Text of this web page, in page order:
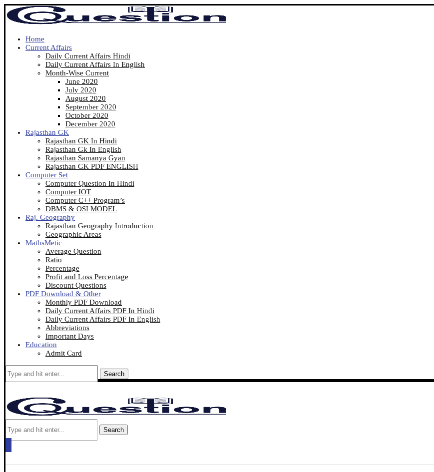
Home
Current Affairs
Daily Current Affairs Hindi
Daily Current Affairs In English
Month-Wise Current
June 2020
July 2020
August 2020
September 2020
October 2020
December 2020
Rajasthan GK
Rajasthan GK In Hindi
Rajasthan Gk In English
Rajasthan Samanya Gyan
Rajasthan GK PDF ENGLISH
Computer Set
Computer Question In Hindi
Computer IOT
Computer C++ Program’s
DBMS & OSI MODEL
Raj. Geography
Rajasthan Geography Introduction
Geographic Areas
MathsMetic
Average Question
Ratio
Percentage
Profit and Loss Percentage
Discount Questions
PDF Download & Other
Monthly PDF Download
Daily Current Affairs PDF In Hindi
Daily Current Affairs PDF In English
Abbreviations
Important Days
Education
Admit Card
Search
Search